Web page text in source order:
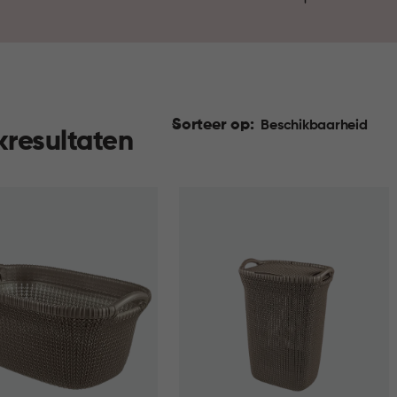
Sorteer op: Beschikbaarheid